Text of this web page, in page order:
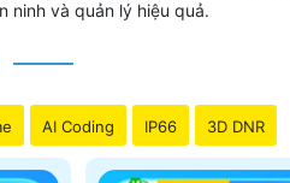
2.8mm cho góc nhìn 112°
Chống Trộm PIR Phát hiện
ninh và quản lý hiệu quả.
AI Coding IP66 3D DNR